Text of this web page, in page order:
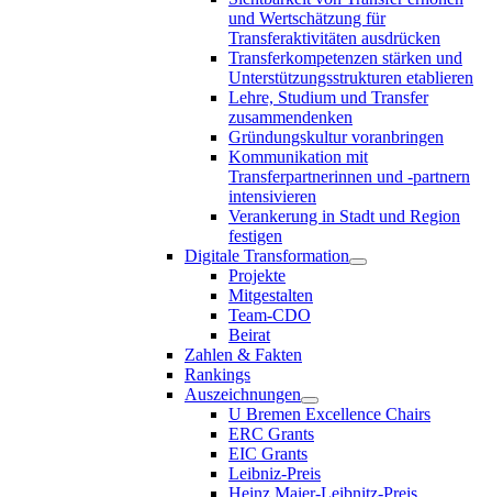
und Wertschätzung für
Transferaktivitäten ausdrücken
Transferkompetenzen stärken und
Unterstützungsstrukturen etablieren
Lehre, Studium und Transfer
zusammendenken
Gründungskultur voranbringen
Kommunikation mit
Transferpartnerinnen und -partnern
intensivieren
Verankerung in Stadt und Region
festigen
Digitale Transformation
Projekte
Mitgestalten
Team-CDO
Beirat
Zahlen & Fakten
Rankings
Auszeichnungen
U Bremen Excellence Chairs
ERC Grants
EIC Grants
Leibniz-Preis
Heinz Maier-Leibnitz-Preis